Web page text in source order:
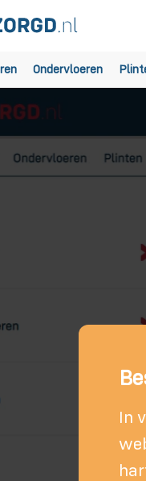
Ondervloeren
In